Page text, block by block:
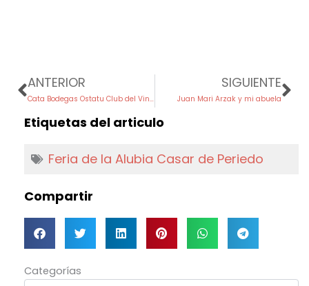
Prev
ANTERIOR
Cata Bodegas Ostatu Club del Vino Castro Urdiales
SIGUIENTE
Juan Mari Arzak y mi abuela
Etiquetas del articulo
Feria de la Alubia Casar de Periedo
Compartir
Categorías
Categorías